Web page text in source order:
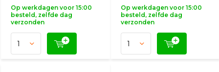
Op werkdagen voor 15:00
besteld, zelfde dag
verzonden
Op werkdagen voor 15:00
besteld, zelfde dag
verzonden